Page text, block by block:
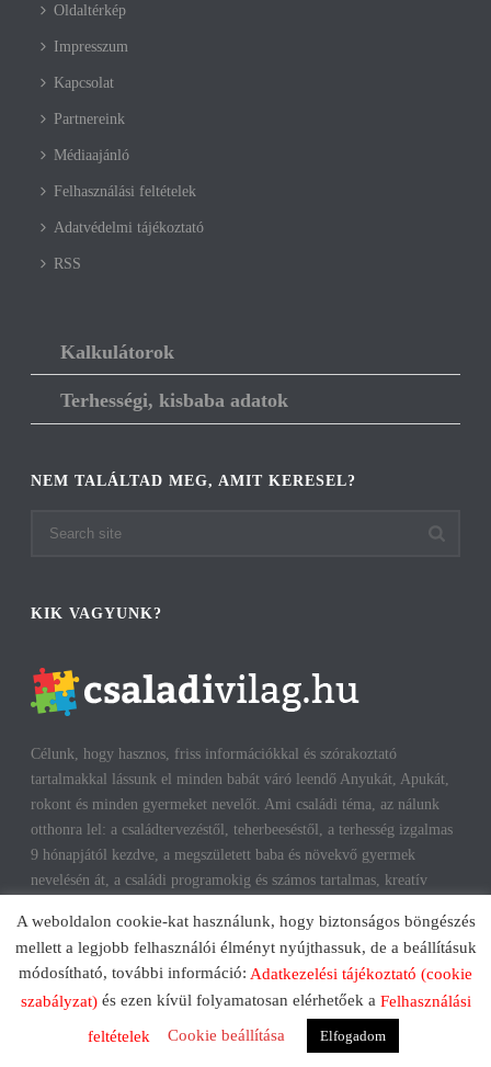
Oldaltérkép
Impresszum
Kapcsolat
Partnereink
Médiaajánló
Felhasználási feltételek
Adatvédelmi tájékoztató
RSS
Kalkulátorok
Terhességi, kisbaba adatok
NEM TALÁLTAD MEG, AMIT KERESEL?
KIK VAGYUNK?
Célunk, hogy hasznos, friss információkkal és szórakoztató
tartalmakkal lássunk el minden babát váró leendő Anyukát, Apukát,
rokont és minden gyermeket nevelőt. Ami családi téma, az nálunk
otthonra lel: a családtervezéstől, teherbeeséstől, a terhesség izgalmas
9 hónapjától kezdve, a megszületett baba és növekvő gyermek
nevelésén át, a családi programokig és számos tartalmas, kreatív
gyermekkorhoz, gyerekeink testi és lelki egészségéhez az út többek
között a szülők megfelelő attitűdje, kíváncsisága, jól informáltsága
mentén vezet. Reméljük, mi is segítünk ezen az úton!
A weboldalon cookie-kat használunk, hogy biztonságos böngészés
mellett a legjobb felhasználói élményt nyújthassuk, de a beállításuk
módosítható, további információ: Adatkezelési tájékoztató (cookie
szabályzat) és ezen kívül folyamatosan elérhetőek a Felhasználási
feltételek Cookie beállítása Elfogadom